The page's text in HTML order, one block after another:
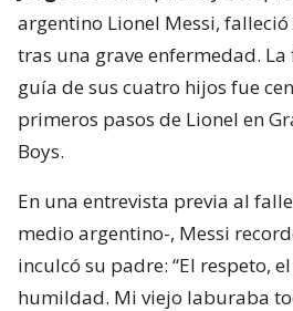
argentino Lionel Messi,
tras una grave enfermedad. La
guía de sus cuatro hijos fue
primeros pasos de Lionel en
Boys.
En una entrevista previa al
medio argentino-, Messi
inculcó su padre: “El respeto,
humildad. Mi viejo laburaba